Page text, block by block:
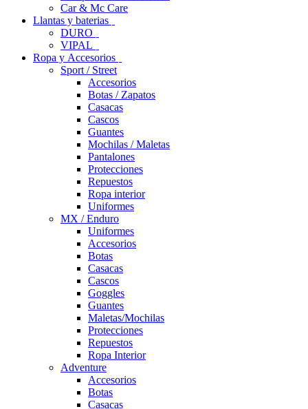
Car & Mc Care
Llantas y baterias
DURO
VIPAL
Ropa y Accesorios
Sport / Street
Accesorios
Botas / Zapatos
Casacas
Cascos
Guantes
Mochilas / Maletas
Pantalones
Protecciones
Repuestos
Ropa interior
Uniformes
MX / Enduro
Uniformes
Accesorios
Botas
Casacas
Cascos
Goggles
Guantes
Maletas/Mochilas
Protecciones
Repuestos
Ropa Interior
Adventure
Accesorios
Botas
Casacas